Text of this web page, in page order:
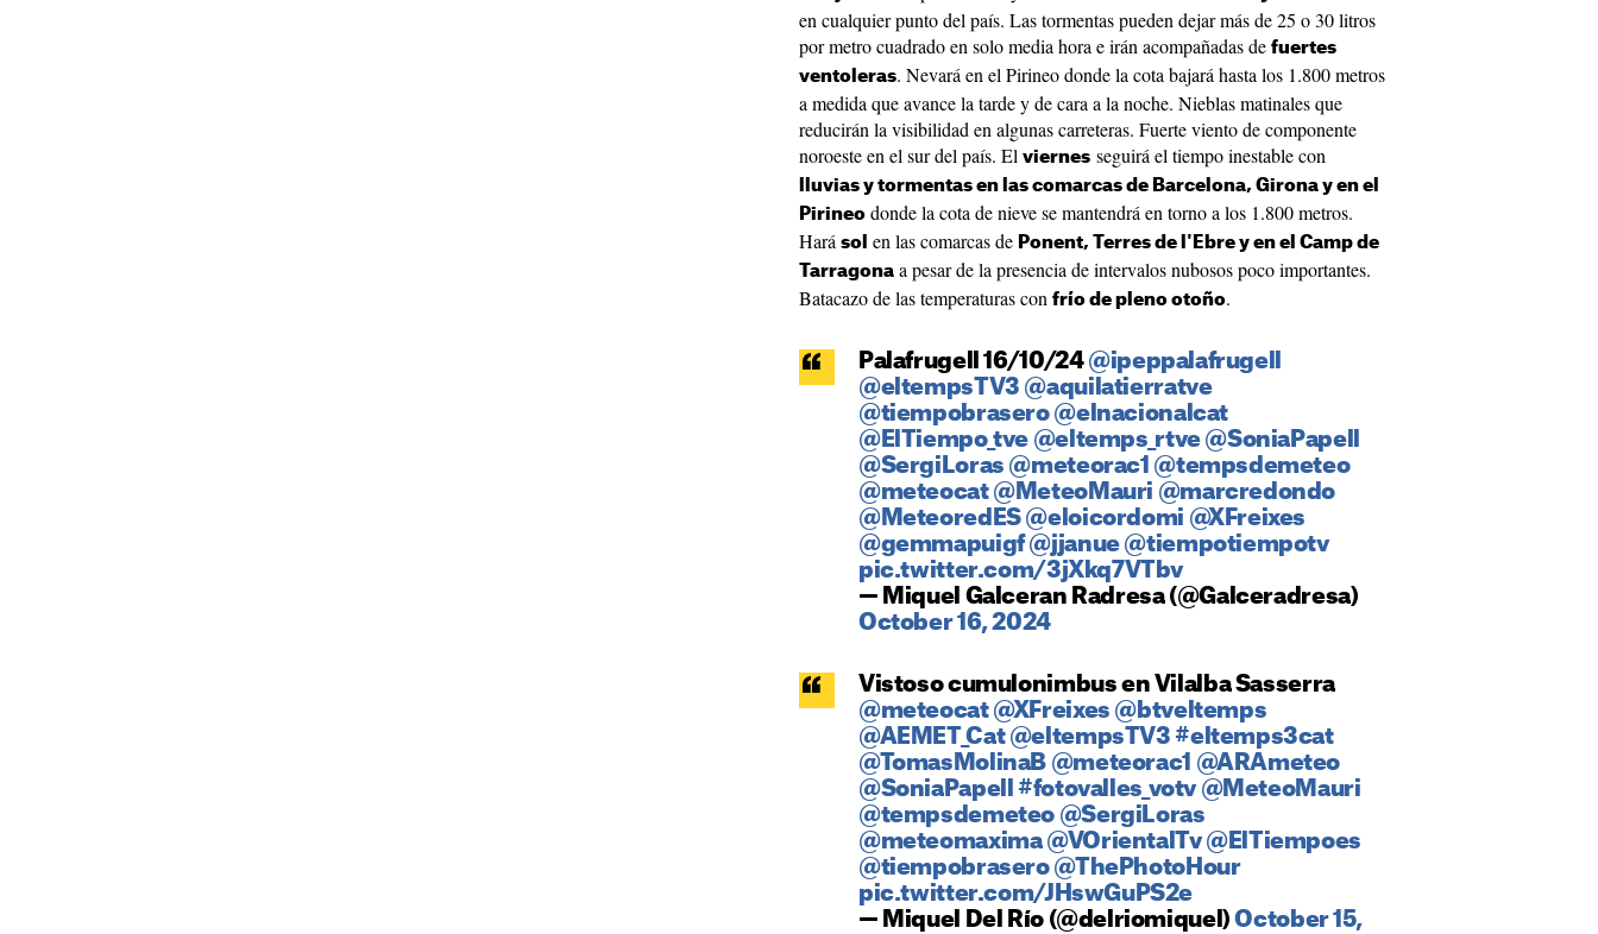
en cualquier punto del país. Las tormentas pueden dejar más de 25 o 30 litros
por metro cuadrado en solo media hora e irán acompañadas de fuertes
ventoleras. Nevará en el Pirineo donde la cota bajará hasta los 1.800 metros
a medida que avance la tarde y de cara a la noche. Nieblas matinales que
reducirán la visibilidad en algunas carreteras. Fuerte viento de componente
noroeste en el sur del país. El viernes seguirá el tiempo inestable con
lluvias y tormentas en las comarcas de Barcelona, Girona y en el
Pirineo donde la cota de nieve se mantendrá en torno a los 1.800 metros.
Hará sol en las comarcas de Ponent, Terres de l'Ebre y en el Camp de
Tarragona a pesar de la presencia de intervalos nubosos poco importantes.
Batacazo de las temperaturas con frío de pleno otoño.
Palafrugell 16/10/24 @ipeppalafrugell
@eltempsTV3 @aquilatierratve
@tiempobrasero @elnacionalcat
@ElTiempo_tve @eltemps_rtve @SoniaPapell
@SergiLoras @meteorac1 @tempsdemeteo
@meteocat @MeteoMauri @marcredondo
@MeteoredES @eloicordomi @XFreixes
@gemmapuigf @jjanue @tiempotiempotv
pic.twitter.com/3jXkq7VTbv
— Miquel Galceran Radresa (@Galceradresa)
October 16, 2024
Vistoso cumulonimbus en Vilalba Sasserra
@meteocat @XFreixes @btveltemps
@AEMET_Cat @eltempsTV3 #eltemps3cat
@TomasMolinaB @meteorac1 @ARAmeteo
@SoniaPapell
#fotovalles_votv @MeteoMauri
@tempsdemeteo @SergiLoras
@meteomaxima @VOrientalTv @ElTiempoes
@tiempobrasero @ThePhotoHour
pic.twitter.com/JHswGuPS2e
— Miquel Del Río (@delriomiquel)October 15,